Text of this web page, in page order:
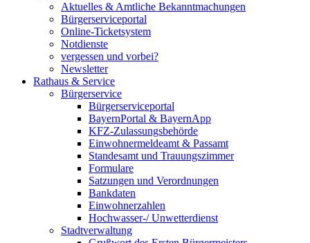
Aktuelles & Amtliche Bekanntmachungen
Bürgerserviceportal
Online-Ticketsystem
Notdienste
vergessen und vorbei?
Newsletter
Rathaus & Service
Bürgerservice
Bürgerserviceportal
BayernPortal & BayernApp
KFZ-Zulassungsbehörde
Einwohnermeldeamt & Passamt
Standesamt und Trauungszimmer
Formulare
Satzungen und Verordnungen
Bankdaten
Einwohnerzahlen
Hochwasser-/ Unwetterdienst
Stadtverwaltung